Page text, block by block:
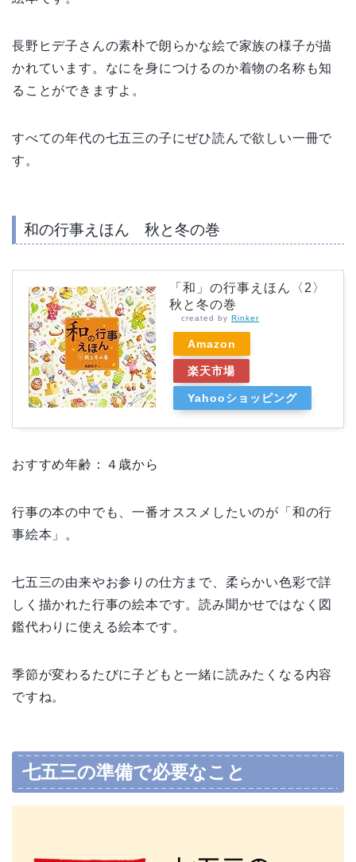
長野ヒデ子さんの素朴で朗らかな絵で家族の様子が描
かれています。なにを身につけるのか着物の名称も知
ることができますよ。
すべての年代の七五三の子にぜひ読んで欲しい一冊で
す。
和の行事えほん 秋と冬の巻
「和」の行事えほん〈2〉
秋と冬の巻
created by Rinker
Amazon
楽天市場
Yahooショッピング
おすすめ年齢：４歳から
行事の本の中でも、一番オススメしたいのが「和の行
事絵本」。
七五三の由来やお参りの仕方まで、柔らかい色彩で詳
しく描かれた行事の絵本です。読み聞かせではなく図
鑑代わりに使える絵本です。
季節が変わるたびに子どもと一緒に読みたくなる内容
ですね。
七五三の準備で必要なこと